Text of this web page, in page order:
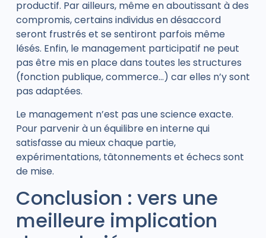
productif. Par ailleurs, même en aboutissant à des
compromis, certains individus en désaccord
seront frustrés et se sentiront parfois même
lésés. Enfin, le management participatif ne peut
pas être mis en place dans toutes les structures
(fonction publique, commerce…) car elles n’y sont
pas adaptées.
Le management n’est pas une science exacte.
Pour parvenir à un équilibre en interne qui
satisfasse au mieux chaque partie,
expérimentations, tâtonnements et échecs sont
de mise.
Conclusion : vers une
meilleure implication